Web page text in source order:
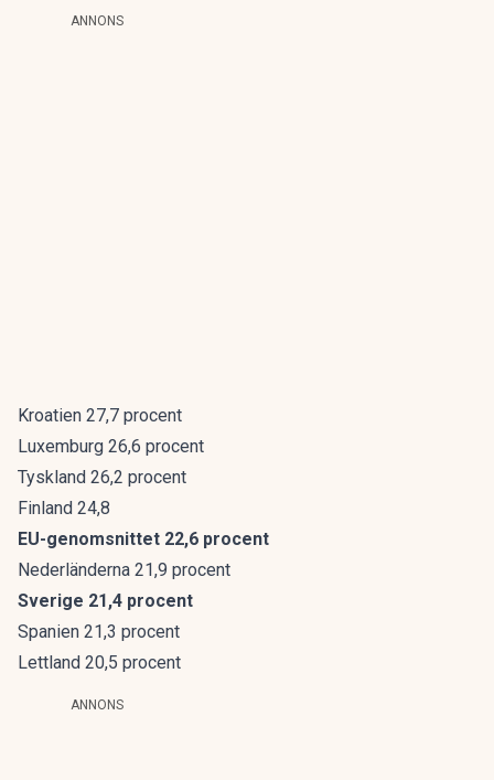
ANNONS
Kroatien 27,7 procent
Luxemburg 26,6 procent
Tyskland 26,2 procent
Finland 24,8
EU-genomsnittet 22,6 procent
Nederländerna 21,9 procent
Sverige 21,4 procent
Spanien 21,3 procent
Lettland 20,5 procent
ANNONS